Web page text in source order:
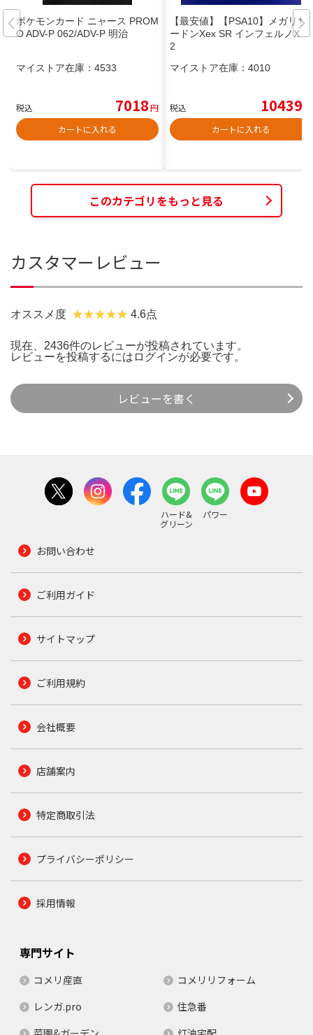
ポケモンカード ニャース PROM
O ADV-P 062/ADV-P 明治
マイストア在庫： 4533
税込 7018円
カートに入れる
【最安値】【PSA10】メガリザ
ードンXex SR インフェルノX M
2
マイストア在庫： 4010
税込 10439
カートに入れる
このカテゴリをもっと見る
カスタマーレビュー
オススメ度 4.6点
現在、2436件のレビューが投稿されています。
レビューを投稿するには ログインが必要です。
レビューを書く
ハード&
グリーン
パワー
お問い合わせ
ご利用ガイド
サイトマップ
ご利用規約
会社概要
店舗案内
特定商取引法
プライバシーポリシー
採用情報
専門サイト
コメリ産直
コメリリフォーム
レンガ.pro
住急番